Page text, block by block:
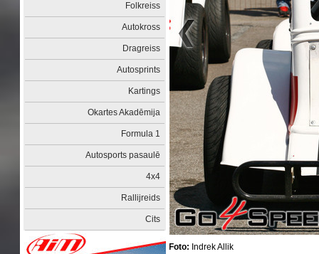
Folkreiss
Autokross
Dragreiss
Autosprints
Kartings
Okartes Akadēmija
Formula 1
Autosports pasaulē
4x4
Rallijreids
Cits
Foto: Indrek Allik